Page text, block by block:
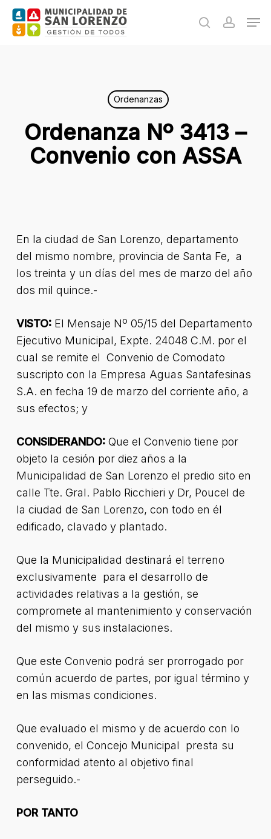
Skip
search
Ordenanzas
Ordenanza Nº 3413 –
Convenio con ASSA
En la ciudad de San Lorenzo, departamento
del mismo nombre, provincia de Santa Fe, a
los treinta y un días del mes de marzo del año
dos mil quince.-
VISTO:El Mensaje Nº 05/15 del Departamento
Ejecutivo Municipal, Expte. 24048 C.M. por el
cual se remite el Convenio de Comodato
suscripto con la Empresa Aguas Santafesinas
S.A. en fecha 19 de marzo del corriente año, a
sus efectos; y
CONSIDERANDO:Que el Convenio tiene por
objeto la cesión por diez años a la
Municipalidad de San Lorenzo el predio sito en
calle Tte. Gral. Pablo Ricchieri y Dr, Poucel de
la ciudad de San Lorenzo, con todo en él
edificado, clavado y plantado.
Que la Municipalidad destinará el terreno
exclusivamente para el desarrollo de
actividades relativas a la gestión, se
compromete al mantenimiento y conservación
del mismo y sus instalaciones.
Que este Convenio podrá ser prorrogado por
común acuerdo de partes, por igual término y
en las mismas condiciones.
Que evaluado el mismo y de acuerdo con lo
convenido, el Concejo Municipal presta su
conformidad atento al objetivo final
perseguido.-
POR TANTO